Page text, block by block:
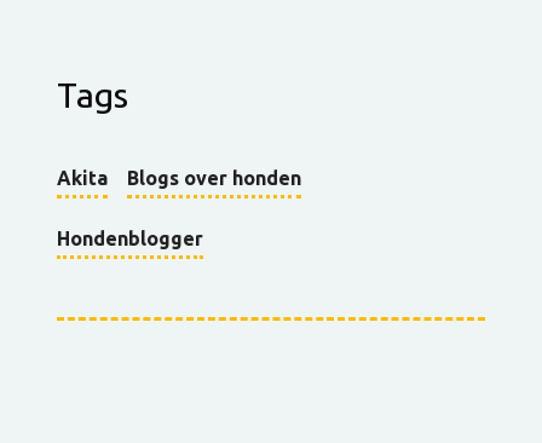
Tags
Akita Blogs over honden
Hondenblogger